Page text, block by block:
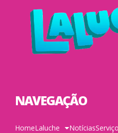
NAVEGAÇÃO
HomeLaluche Notícias